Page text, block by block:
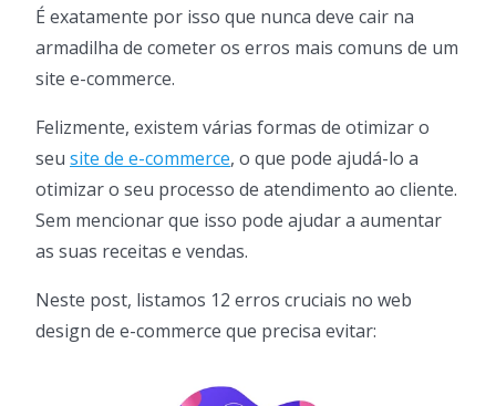
É exatamente por isso que nunca deve cair na
armadilha de cometer os erros mais comuns de um
site e-commerce.
Felizmente, existem várias formas de otimizar o
seu site de e-commerce, o que pode ajudá-lo a
otimizar o seu processo de atendimento ao cliente.
Sem mencionar que isso pode ajudar a aumentar
as suas receitas e vendas.
Neste post, listamos 12 erros cruciais no web
design de e-commerce que precisa evitar: